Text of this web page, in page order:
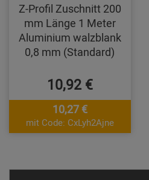
Z-Profil Zuschnitt 200
mm Länge 1 Meter
Aluminium walzblank
0,8 mm (Standard)
10,92 €
10,27 €
mit Code: CxLyh2Ajne